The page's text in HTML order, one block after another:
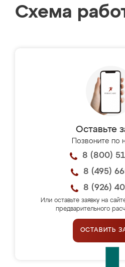
Схема
Оставьте
Позвоните по
8 (800)
8 (495)
8 (926)
Или оставьте заявку на
предварительного
ОСТАВИТЬ